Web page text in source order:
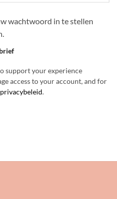
wachtwoord in te stellen
support your experience
access to your account, and for
privacybeleid.